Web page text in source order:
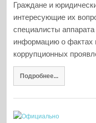
Граждане и
интересующие их
специалисты
информацию о фактах
коррупционных
Подробнее...